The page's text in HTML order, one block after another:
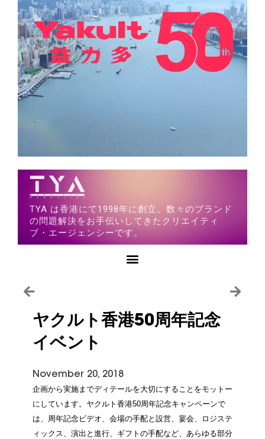
TYA は香港にて1998年に創立。数々のブランド
の問題解決をお手伝いしてきたクリエイティ
ブ・エージェンシーです。
ヤクルト香港50周年記念
イベント
November 20, 2018
企画から実施までディテールを大切にすることをモットー
にしています。ヤクルト香港50周年記念キャンペーンで
は、周年記念ビデオ、会場の手配と設営、宴会、ロジステ
ィックス、演出と進行、ギフトの手配など、あらゆる部分